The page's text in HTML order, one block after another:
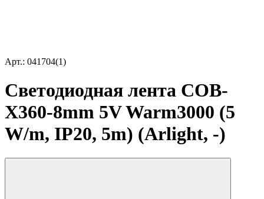
Арт.: 041704(1)
Светодиодная лента COB-
X360-8mm 5V Warm3000 (5
W/m, IP20, 5m) (Arlight, -)